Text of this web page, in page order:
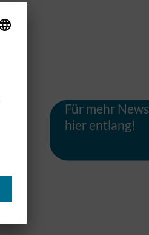
Für mehr News
hier entlang!